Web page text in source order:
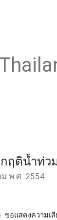
ฤติน้ำท่ว
พ.ศ. 2554
ขอแสดงความ